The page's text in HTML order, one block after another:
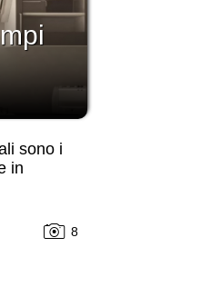
sono i
in
8